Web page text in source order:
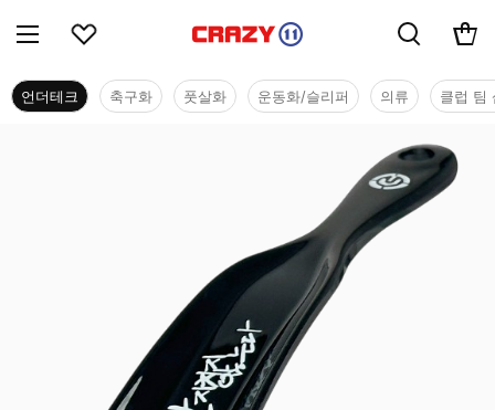
언더테크 축구화 풋살화 운동화/슬리퍼 의류 클럽 팀